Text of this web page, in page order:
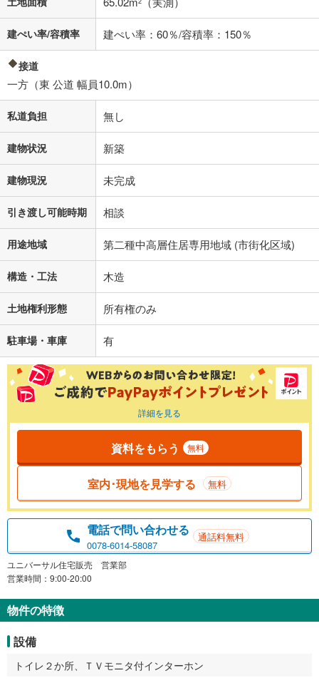
閉じる
建ぺい率/容積率 建ぺい率：60％/容積率：150％
接道
一方（東 公道 幅員10.0m）
私道負担 無し
建物状況 新築
建物現況 未完成
引き渡し可能時期 相談
用途地域 第二種中高層住居専用地域 (市街化区域)
構造・工法 木造
土地権利形態 所有権のみ
駐車場・車庫 有
詳細を見る
資料をもらう 無料
室内･現地を見学する 無料
電話で問い合わせる
0078-6014-58087
通話料無料
ユニバーサル住宅販売 営業部
営業時間：9:00-20:00
物件の特徴
設備
トイレ２か所、ＴＶモニタ付インターホン